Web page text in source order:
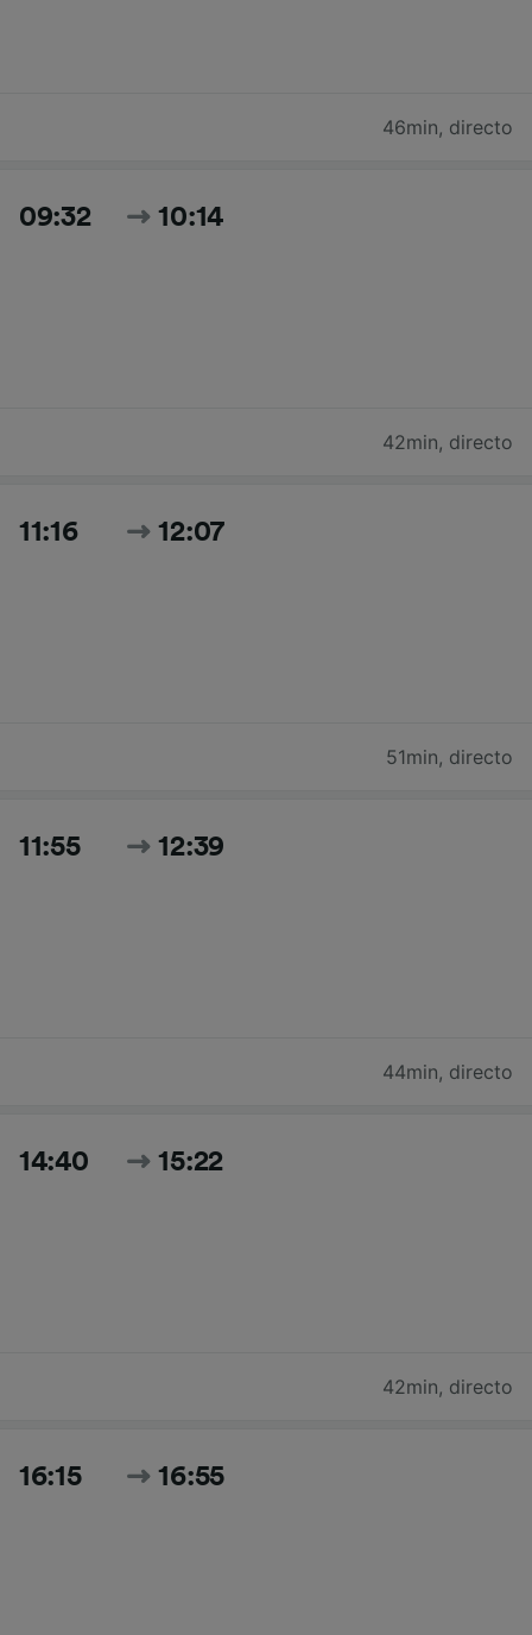
46min, directo
09:32 10:14
42min, directo
11:16 12:07
51min, directo
11:55 12:39
44min, directo
14:40 15:22
42min, directo
16:15 16:55